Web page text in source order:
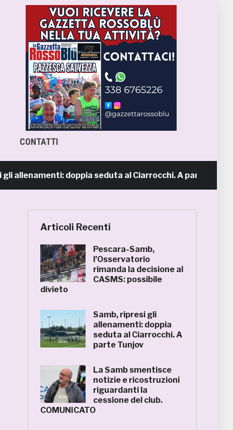
CONTATTI
doppia seduta al Ciarrocchi. A parte Tunjov
Articoli Recenti
Pescara-Samb,
l’Osservatorio
rimanda la decisione al
CASMS: possibile
divieto
Samb, ripresi gli
allenamenti: doppia
seduta al Ciarrocchi. A
parte Tunjov
La Samb smentisce
notizie e ricostruzioni
riguardanti la
cessione del club.
COMUNICATO